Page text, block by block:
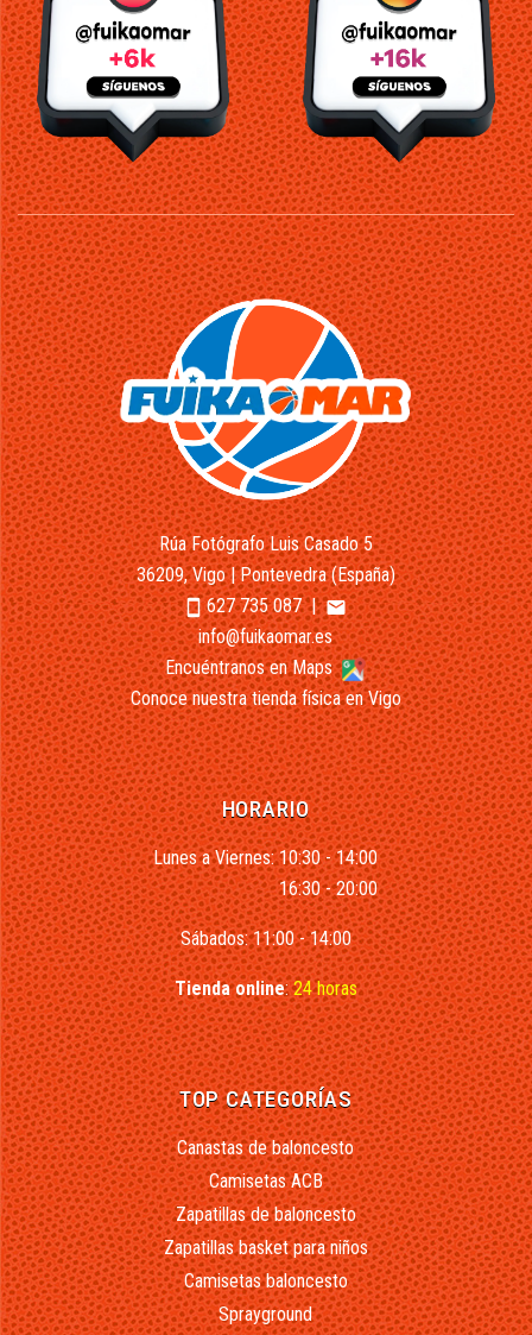
Rúa Fotógrafo Luis Casado 5
36209, Vigo | Pontevedra (España)
smartphone627 735 087|email
info@fuikaomar.es
Encuéntranos en Maps
Conoce nuestra tienda física en Vigo
HORARIO
Lunes a Viernes: 10:30 - 14:00
16:30 - 20:00
Sábados: 11:00 - 14:00
Tienda online:24 horas
TOP CATEGORÍAS
Canastas de baloncesto
Camisetas ACB
Zapatillas de baloncesto
Zapatillas basket para niños
Camisetas baloncesto
Sprayground